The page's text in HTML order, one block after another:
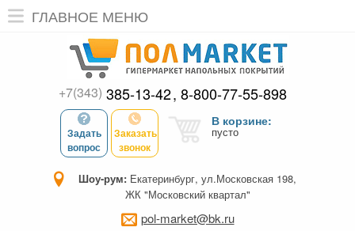
ГЛАВНОЕ МЕНЮ
+7(343) 385-13-42 8-800-77-55-898
Задать
вопрос
Заказать
звонок
В корзине:
пусто
Шоу-рум: Екатеринбург, ул.Московская 198,
ЖК "Московский квартал"
pol-market@bk.ru